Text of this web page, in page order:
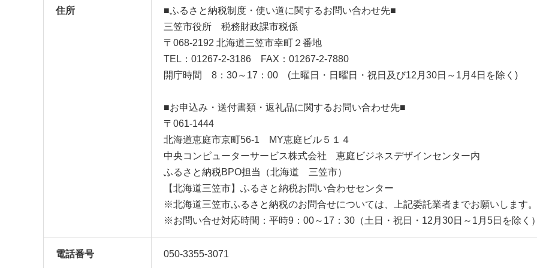
住所
■ふるさと納税制度・使い道に関するお問い合わせ先■
三笠市役所 税務財政課市税係
〒068-2192 北海道三笠市幸町２番地
TEL：01267-2-3186 FAX：01267-2-7880
開庁時間 8：30～17：00 (土曜日・日曜日・祝日及び12月30日～1月4日を除く)
■お申込み・送付書類・返礼品に関するお問い合わせ先■
〒061-1444
北海道恵庭市京町56-1 MY恵庭ビル５１４
中央コンピューターサービス株式会社 恵庭ビジネスデザインセンター内
ふるさと納税BPO担当（北海道 三笠市）
【北海道三笠市】ふるさと納税お問い合わせセンター
※北海道三笠市ふるさと納税のお問合せについては、上記委託業者までお願いします。
※お問い合せ対応時間：平時9：00～17：30（土日・祝日・12月30日～1月5日を除く）
電話番号 050-3355-3071